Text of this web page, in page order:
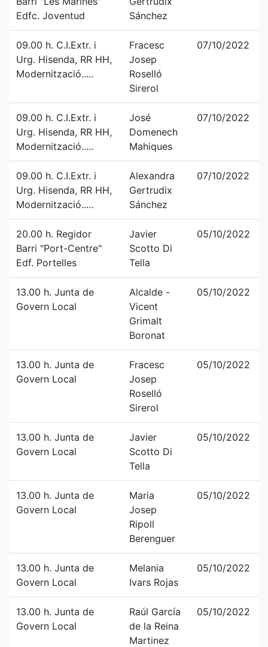
Edfc. Joventud
Sánchez
09.00 h. C.I.Extr. i
Urg. Hisenda, RR HH,
Modernització.....
Fracesc
Josep
Roselló
Sirerol
07/10/2022
09.00 h. C.I.Extr. i
Urg. Hisenda, RR HH,
Modernització.....
José
Domenech
Mahiques
07/10/2022
09.00 h. C.I.Extr. i
Urg. Hisenda, RR HH,
Modernització.....
Alexandra
Gertrudix
Sánchez
07/10/2022
20.00 h. Regidor
Barri "Port-Centre"
Edf. Portelles
Javier
Scotto Di
Tella
05/10/2022
13.00 h. Junta de
Govern Local
Alcalde -
Vicent
Grimalt
Boronat
05/10/2022
13.00 h. Junta de
Govern Local
Fracesc
Josep
Roselló
Sirerol
05/10/2022
13.00 h. Junta de
Govern Local
Javier
Scotto Di
Tella
05/10/2022
13.00 h. Junta de
Govern Local
Maria
Josep
Ripoll
Berenguer
05/10/2022
13.00 h. Junta de
Govern Local
Melania
Ivars Rojas
05/10/2022
13.00 h. Junta de
Govern Local
Raúl García
de la Reina
Martinez
05/10/2022